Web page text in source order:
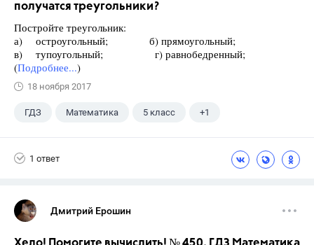
получатся треугольники?
Постройте треугольник:
а) остроугольный; б) прямоугольный;
в) тупоугольный; г) равнобедренный;
(Подробнее...)
18 ноября 2017
ГДЗ Математика 5 класс +1
1 ответ
Дмитрий Ерошин